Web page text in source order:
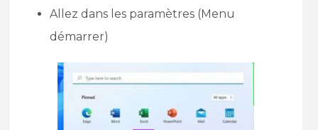
Allez dans les paramètres (Menu
démarrer)